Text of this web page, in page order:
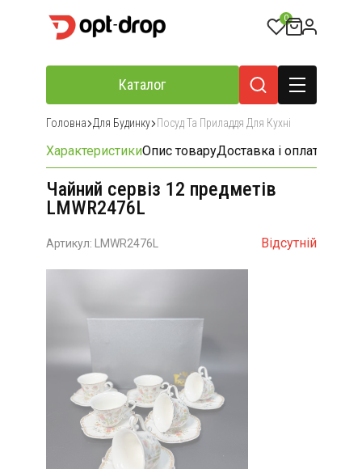
0
Каталог
Головна Для Будинку Посуд Та Приладдя Для Кухні
ХарактеристикиОпис товаруДоставка і оплата
Чайний сервіз 12 предметів
LMWR2476L
Артикул: LMWR2476L Відсутній